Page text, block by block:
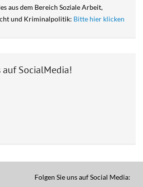
aus dem Bereich Soziale Arbeit,
und Kriminalpolitik: Bitte hier klicken
auf SocialMedia!
Folgen Sie uns auf Social Media: